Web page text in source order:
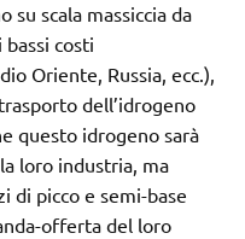
scala massiccia da
costi
Oriente, Russia, ecc.),
dell’idrogeno
questo idrogeno sarà
loro industria, ma
di picco e semi-base
offerta del loro